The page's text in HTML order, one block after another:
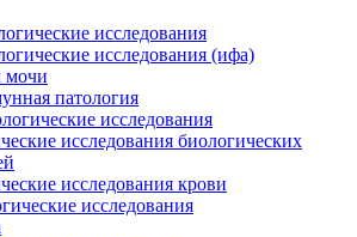
исследования
исследования (ифа)
мочи
патология
исследования
исследования биологических
исследования крови
исследования